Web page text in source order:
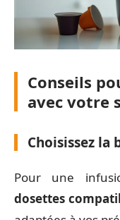
Conseils
avec votre
Choisissez la
Pour une
dosettes